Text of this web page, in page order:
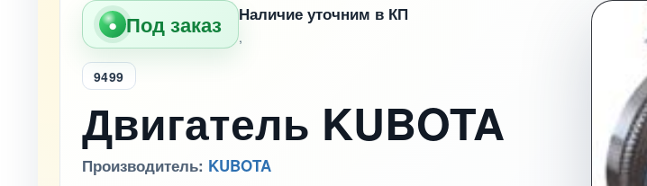
● Под заказ Наличие уточним в КП
,
9499
Двигатель KUBOTA
Производитель: KUBOTA